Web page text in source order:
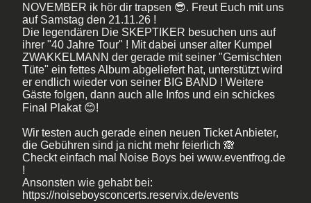
NOVEMBER ik hör dir trapsen 😎. Freut Euch mit uns
auf Samstag den 21.11.26 !
Die legendären Die SKEPTIKER besuchen uns auf
ihrer "40 Jahre Tour" ! Mit dabei unser alter Kumpel
ZWAKKELMANN der gerade mit seiner "Gemischten
Tüte" ein fettes Album abgeliefert hat, unterstützt wird
er endlich wieder von seiner BIG BAND ! Weitere
Gäste folgen, dann auch alle Infos und ein schickes
Final Plakat 😊!
Wir testen auch gerade einen neuen Ticket Anbieter,
die Gebühren sind ja nicht mehr feierlich 🙈
Checkt einfach mal Noise Boys bei www.eventfrog.de
!
Ansonsten wie gehabt bei:
https://noiseboysconcerts.reservix.de/events